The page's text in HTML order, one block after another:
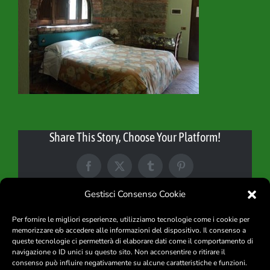
Gestisci Consenso Cookie
Per fornire le migliori esperienze, utilizziamo tecnologie come i cookie per
memorizzare e/o accedere alle informazioni del dispositivo. Il consenso a
queste tecnologie ci permetterà di elaborare dati come il comportamento di
navigazione o ID unici su questo sito. Non acconsentire o ritirare il
consenso può influire negativamente su alcune caratteristiche e funzioni.
Contatti
Share This Story, Choose Your Platform!
Facebook
X TumblrPinterest